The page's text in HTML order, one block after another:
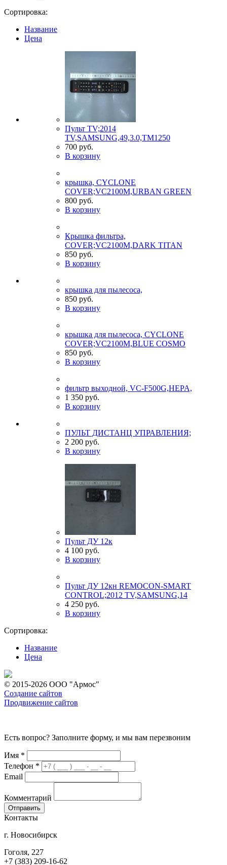
Сортировка:
Название
Цена
Пульт TV;2014
TV,SAMSUNG,49,3.0,TM1250
700 руб.
В корзину
крышка, CYCLONE
COVER;VC2100M,URBAN GREEN
800 руб.
В корзину
Крышка фильтра,
COVER;VC2100M,DARK TITAN
850 руб.
В корзину
крышка для пылесоса,
850 руб.
В корзину
крышка для пылесоса, CYCLONE
COVER;VC2100M,BLUE COSMO
850 руб.
В корзину
фильтр выходной, VC-F500G,HEPA,
1 350 руб.
В корзину
ПУЛЬТ ДИСТАНЦ УПРАВЛЕНИЯ;
2 200 руб.
В корзину
Пульт ДУ 12к
4 100 руб.
В корзину
Пульт ДУ 12кн REMOCON-SMART
CONTROL;2012 TV,SAMSUNG,14
4 250 руб.
В корзину
Сортировка:
Название
Цена
© 2015-2026 ООО "Армос"
Создание сайтов
Продвижение сайтов
Есть вопрос? Заполните форму, и мы вам перезвоним
Имя *
Телефон *
Email
Комментарий
Контакты
г. Новосибирск
Гоголя, 227
+7 (383) 209-16-62